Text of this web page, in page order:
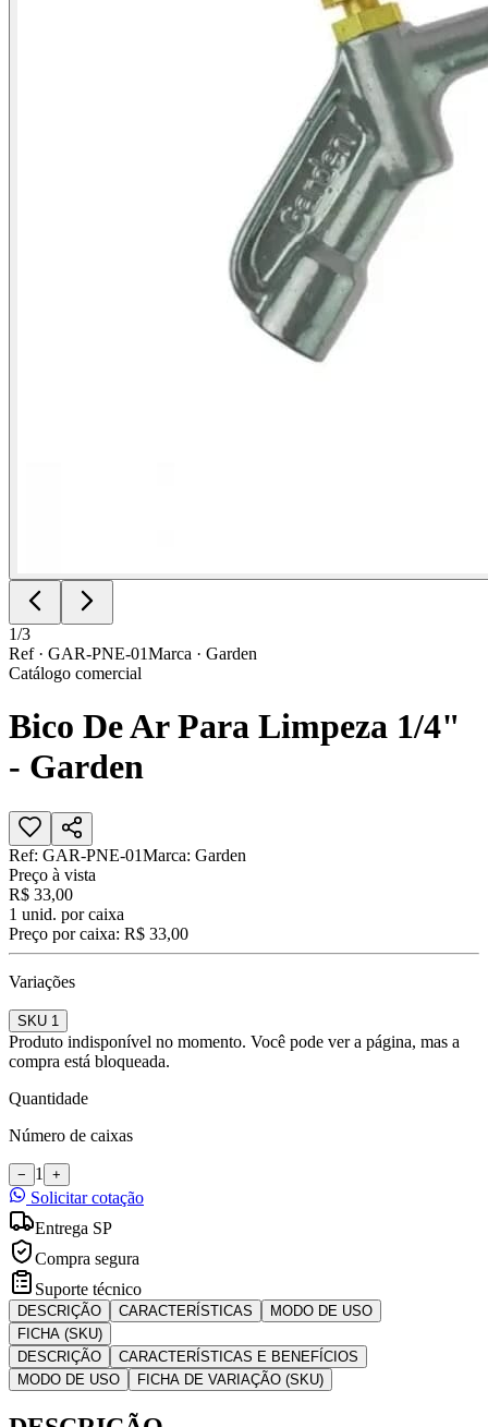
1/3
Ref · GAR-PNE-01Marca · Garden
Catálogo comercial
Bico De Ar Para Limpeza 1/4"
- Garden
Ref: GAR-PNE-01Marca: Garden
Preço à vista
R$ 33,00
1 unid. por caixa
Preço por caixa: R$ 33,00
Variações
SKU 1
Produto indisponível no momento. Você pode ver a página, mas a
compra está bloqueada.
Quantidade
Número de caixas
− 1 +
Solicitar cotação
Entrega SP
Compra segura
Suporte técnico
DESCRIÇÃO CARACTERÍSTICAS
MODO DE USO
FICHA (SKU)
DESCRIÇÃO
CARACTERÍSTICAS E BENEFÍCIOS
MODO DE USO
FICHA DE VARIAÇÃO (SKU)